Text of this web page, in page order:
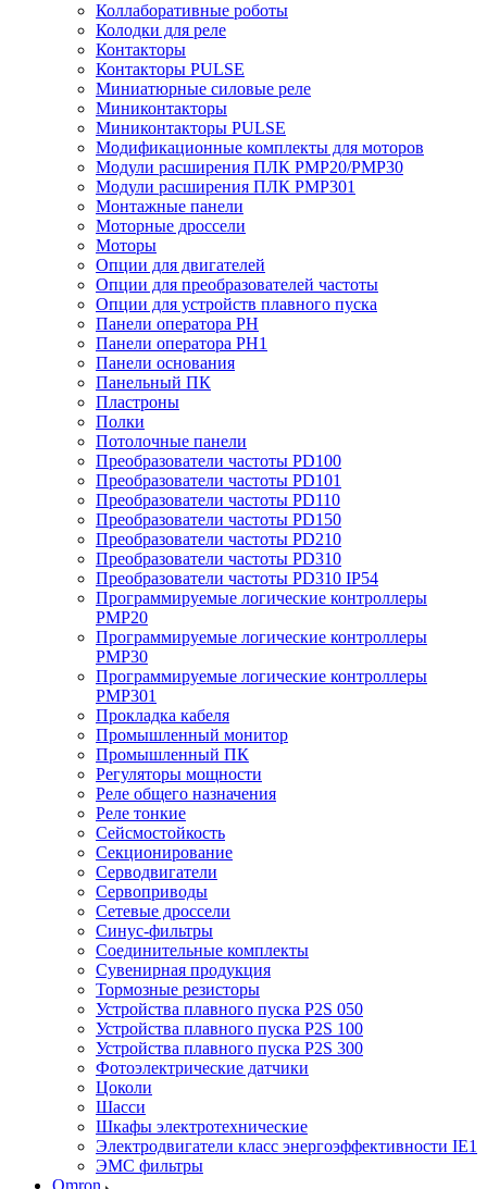
Коллаборативные роботы
Колодки для реле
Контакторы
Контакторы PULSE
Миниатюрные силовые реле
Миниконтакторы
Миниконтакторы PULSE
Модификационные комплекты для моторов
Модули расширения ПЛК PMP20/PMP30
Модули расширения ПЛК PMP301
Монтажные панели
Моторные дроссели
Моторы
Опции для двигателей
Опции для преобразователей частоты
Опции для устройств плавного пуска
Панели оператора PH
Панели оператора PH1
Панели основания
Панельный ПК
Пластроны
Полки
Потолочные панели
Преобразователи частоты PD100
Преобразователи частоты PD101
Преобразователи частоты PD110
Преобразователи частоты PD150
Преобразователи частоты PD210
Преобразователи частоты PD310
Преобразователи частоты PD310 IP54
Программируемые логические контроллеры
PMP20
Программируемые логические контроллеры
PMP30
Программируемые логические контроллеры
PMP301
Прокладка кабеля
Промышленный монитор
Промышленный ПК
Регуляторы мощности
Реле общего назначения
Реле тонкие
Сейсмостойкость
Секционирование
Серводвигатели
Сервоприводы
Сетевые дроссели
Синус-фильтры
Соединительные комплекты
Сувенирная продукция
Тормозные резисторы
Устройства плавного пуска P2S 050
Устройства плавного пуска P2S 100
Устройства плавного пуска P2S 300
Фотоэлектрические датчики
Цоколи
Шасси
Шкафы электротехнические
Электродвигатели класс энергоэффективности IE1
ЭМС фильтры
Omron